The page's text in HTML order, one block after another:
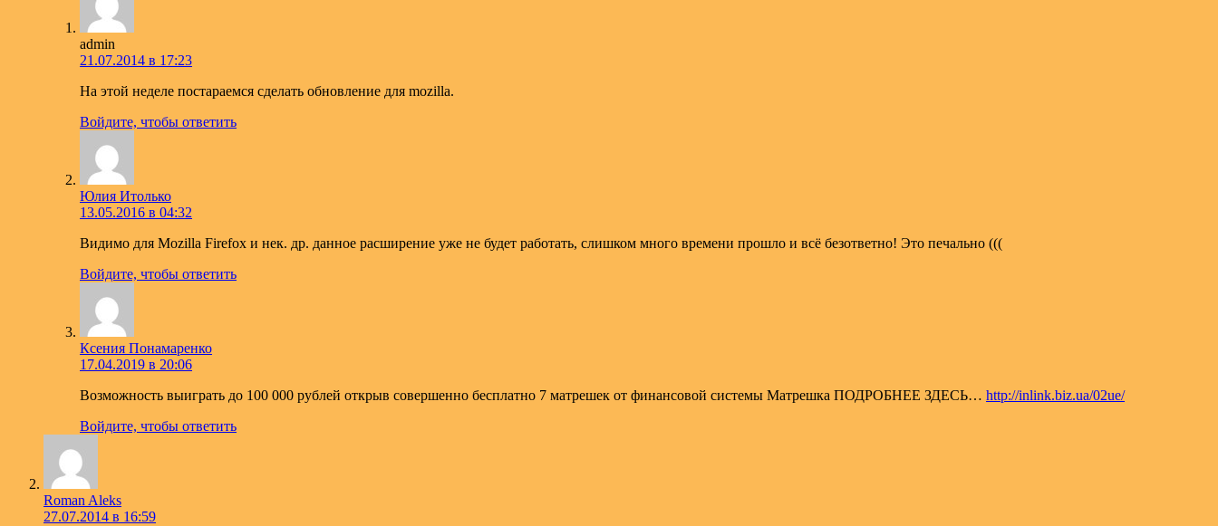
admin
21.07.2014 в 17:23
На этой неделе постараемся сделать обновление для mozilla.
Войдите, чтобы ответить
Юлия Итолько
13.05.2016 в 04:32
Видимо для Mozilla Firefox и нек. др. данное расширение уже не будет работать, слишком много времени прошло и всё безответно! Это печально (((
Войдите, чтобы ответить
Ксения Понамаренко
17.04.2019 в 20:06
Возможность выиграть до 100 000 рублей открыв совершенно бесплатно 7 матрешек от финансовой системы Матрешка ПОДРОБНЕЕ ЗДЕСЬ… http://inlink.biz.ua/02ue/
Войдите, чтобы ответить
Roman Aleks
27.07.2014 в 16:59